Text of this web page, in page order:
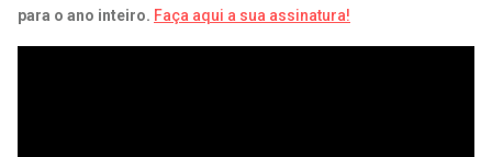
para o ano inteiro. Faça aqui a sua assinatura!